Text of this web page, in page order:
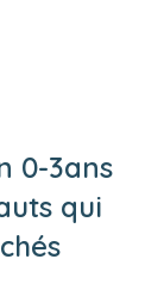
0-3ans
qui